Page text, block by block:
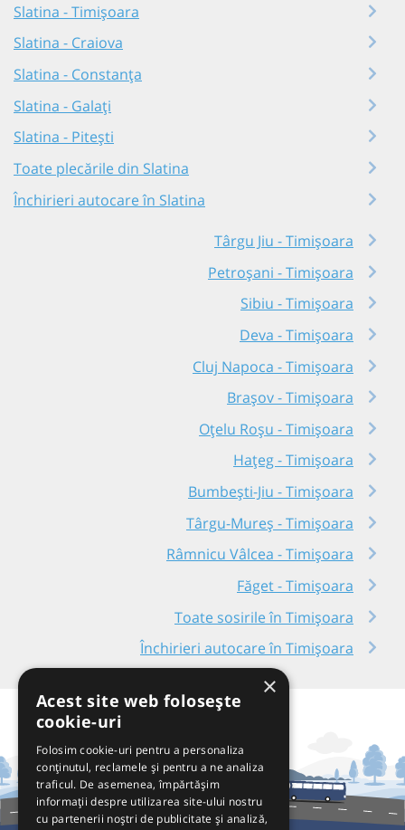
Slatina - Timișoara
Slatina - Craiova
Slatina - Constanța
Slatina - Galați
Slatina - Pitești
Toate plecările din Slatina
Închirieri autocare în Slatina
Târgu Jiu - Timișoara
Petroșani - Timișoara
Sibiu - Timișoara
Deva - Timișoara
Cluj Napoca - Timișoara
Brașov - Timișoara
Oțelu Roșu - Timișoara
Hațeg - Timișoara
Bumbești-Jiu - Timișoara
Târgu-Mureș - Timișoara
Râmnicu Vâlcea - Timișoara
Făget - Timișoara
Toate sosirile în Timișoara
Închirieri autocare în Timișoara
×
Acest site web folosește
cookie-uri
Folosim cookie-uri pentru a personaliza
conținutul, reclamele și pentru a ne analiza
traficul. De asemenea, împărtășim
informații despre utilizarea site-ului nostru
cu partenerii noștri de publicitate și analiză,